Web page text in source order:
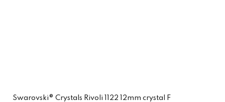
Swarovski® Crystals Rivoli 1122 12mm crystal F